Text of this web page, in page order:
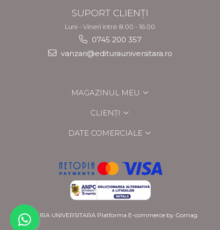
SUPORT CLIENȚI
Luni - Vineri intre 8.00 - 16.00
0745 200 357
vanzari@editurauniversitara.ro
MAGAZINUL MEU
CLIENȚI
DATE COMERCIALE
EDITURA UNIVERSITARA Platforma E-commerce by Gomag